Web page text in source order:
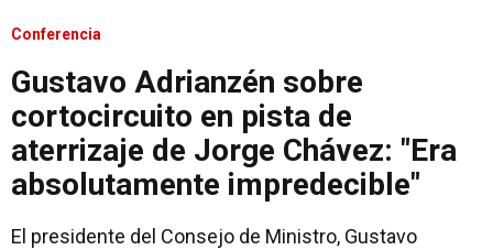
Conferencia
Gustavo Adrianzén sobre
cortocircuito en pista de
aterrizaje de Jorge Chávez: "Era
absolutamente impredecible"
El presidente del Consejo de Ministro, Gustavo